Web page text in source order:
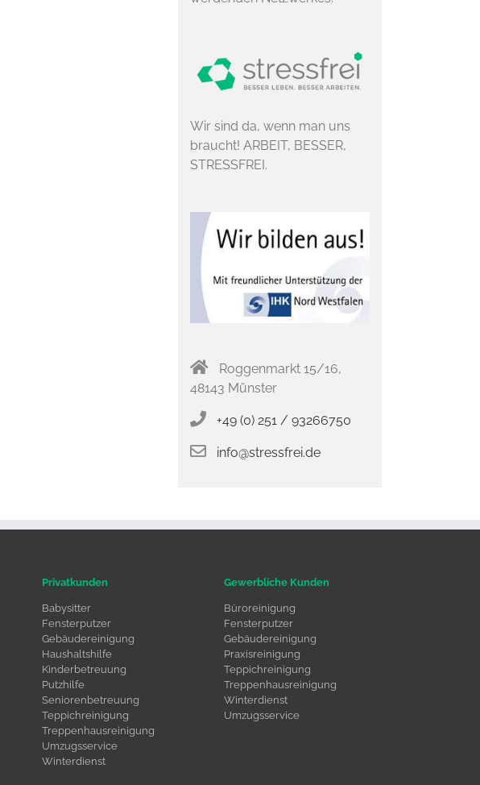
Wir sind da, wenn man uns
braucht! ARBEIT, BESSER,
STRESSFREI.
Roggenmarkt 15/16,
48143 Münster
+49 (0) 251 / 93266750
info@stressfrei.de
Privatkunden
Babysitter
Fensterputzer
Gebäudereinigung
Haushaltshilfe
Kinderbetreuung
Putzhilfe
Seniorenbetreuung
Teppichreinigung
Treppenhausreinigung
Umzugsservice
Winterdienst
Gewerbliche Kunden
Büroreinigung
Fensterputzer
Gebäudereinigung
Praxisreinigung
Teppichreinigung
Treppenhausreinigung
Winterdienst
Umzugsservice